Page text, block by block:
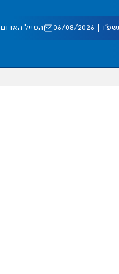
08/2026 המייל האדום